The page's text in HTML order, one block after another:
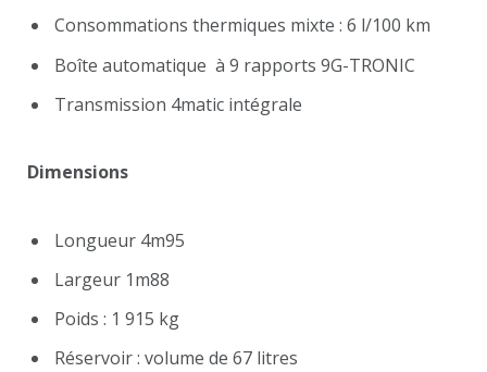
Consommations thermiques mixte : 6 l/100 km
Boîte automatique à 9 rapports 9G-TRONIC
Transmission 4matic intégrale
Dimensions
Longueur 4m95
Largeur 1m88
Poids : 1 915 kg
Réservoir : volume de 67 litres